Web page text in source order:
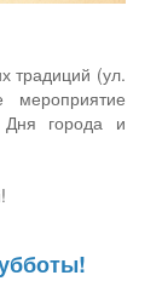
традиций (ул.
мероприятие
города и